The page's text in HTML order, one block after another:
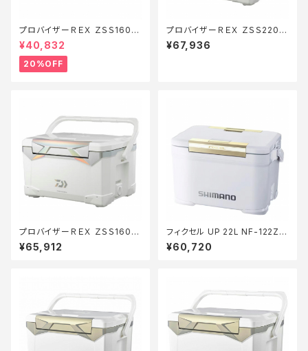
プロバイザーＲＥＸ ＺＳＳ1600
ゴールド【特価装備】【20】
¥40,832
20%OFF
プロバイザーＲＥＸ ＺＳＳ2200
ＥＸ ホロシルバー
¥67,936
プロバイザーＲＥＸ ＺＳＳ1600
ＥＸ ホロシルバー
¥65,912
フィクセル UP 22L NF-122Z P
ホワイト
¥60,720